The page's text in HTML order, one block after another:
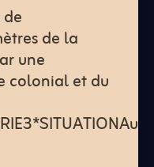
de la
une
colonial et du